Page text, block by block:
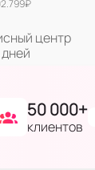
₽
центр
50 000+
клиентов